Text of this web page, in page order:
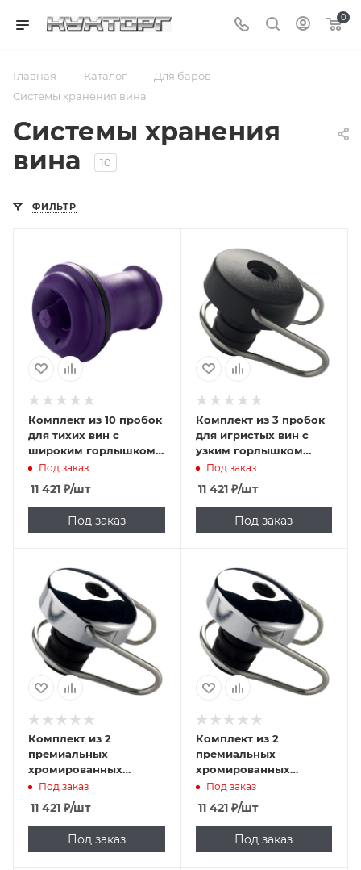
0
Главная — Каталог — Для баров —
Системы хранения вина
Системы хранения
вина
10
ФИЛЬТР
Комплект из 10 пробок
для тихих вин c
широким горлышком
Bermar BC00/3S
Под заказ
11 421 ₽/шт
Под заказ
Комплект из 3 пробок
для игристых вин с
узким горлышком
Bermar BC00/4N
Под заказ
11 421₽/шт
Под заказ
Комплект из 2
премиальных
хромированных
пробок для игристых
вин с узким
горлышком Bermar
Под заказ
11 421 ₽/шт
Под заказ
Комплект из 2
премиальных
хромированных
пробок для игристых
вин Bermar BC00/14
Под заказ
11 421₽/шт
Под заказ